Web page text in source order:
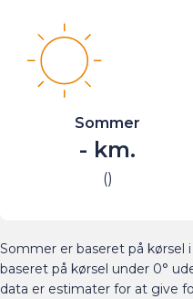
Sommer
- km.
()
Sommer er baseret på kørsel
baseret på kørsel under 0°
data er estimater for at give